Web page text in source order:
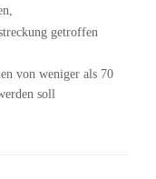
getroffen
von weniger als 70
soll